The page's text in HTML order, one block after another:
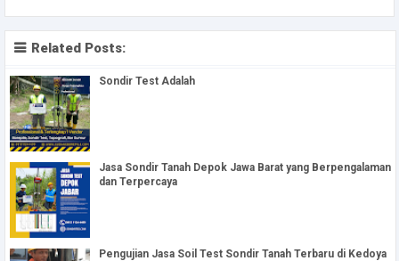
Related Posts:
Sondir Test Adalah
Jasa Sondir Tanah Depok Jawa Barat yang Berpengalaman
dan Terpercaya
Pengujian Jasa Soil Test Sondir Tanah Terbaru di Kedoya